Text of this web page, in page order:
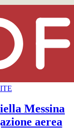
Messina
aerea